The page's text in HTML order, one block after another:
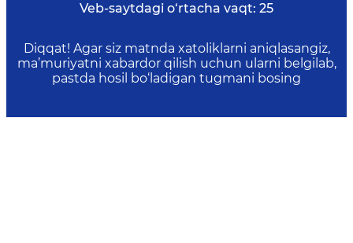
Veb-saytdagi o‘rtacha vaqt: 25
Diqqat! Agar siz matnda xatoliklarni aniqlasangiz,
ma’muriyatni xabardor qilish uchun ularni belgilab,
pastda hosil bo‘ladigan tugmani bosing